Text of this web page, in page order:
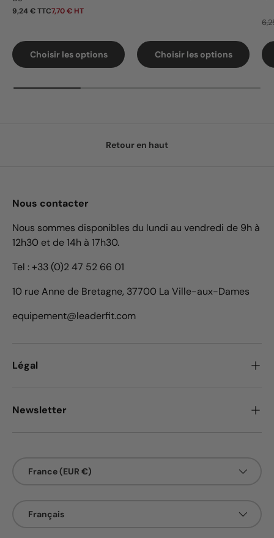
9,24 € TTC7,70 € HT
Choisir les options Choisir les options
Retour en haut
Nous contacter
Nous sommes disponibles du lundi au vendredi de 9h à
12h30 et de 14h à 17h30.
Tel : +33 (0)2 47 52 66 01
10 rue Anne de Bretagne, 37700 La Ville-aux-Dames
equipement@leaderfit.com
Légal
Newsletter
France (EUR €)
Français